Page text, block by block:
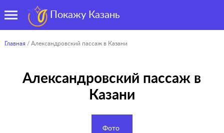
Покажу Казань
Главная / Александровский пассаж в Казани
Александровский пассаж в
Казани
Фото